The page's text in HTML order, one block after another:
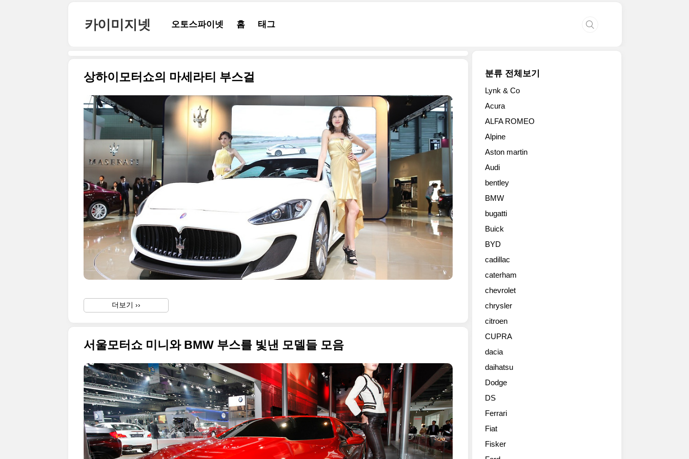
카이미지넷 오토스파이넷 홈 태그
상하이모터쇼의 마세라티 부스걸
더보기 ››
서울모터쇼 미니와 BMW 부스를 빛낸 모델들 모음
분류 전체보기
Lynk & Co
Acura
ALFA ROMEO
Alpine
Aston martin
Audi
bentley
BMW
bugatti
Buick
BYD
cadillac
caterham
chevrolet
chrysler
citroen
CUPRA
dacia
daihatsu
Dodge
DS
Ferrari
Fiat
Fisker